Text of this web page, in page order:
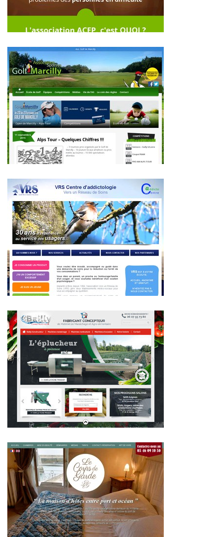
~348€/mois économisés d'annonces commerciales
~390€/mois économisés d'annonces commerciales
~279€/mois économisés d'annonces commerciales
~336€/mois économisés d'annonces commerciales